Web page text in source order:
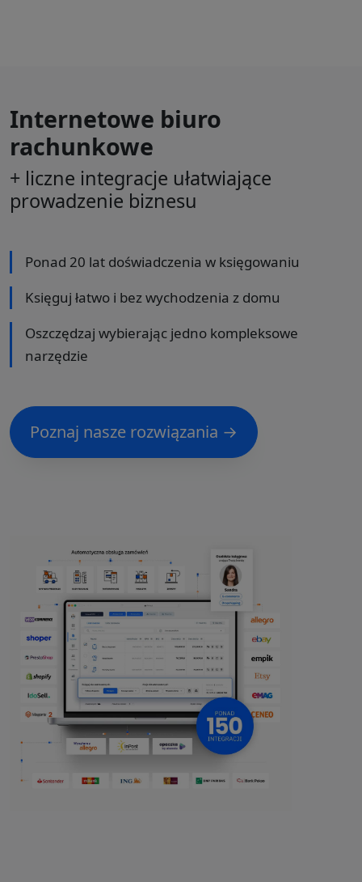
Internetowe biuro
rachunkowe
+ liczne integracje ułatwiające
prowadzenie biznesu
Ponad 20 lat doświadczenia w księgowaniu
Księguj łatwo i bez wychodzenia z domu
Oszczędzaj wybierając jedno kompleksowe
narzędzie
Poznaj nasze rozwiązania →